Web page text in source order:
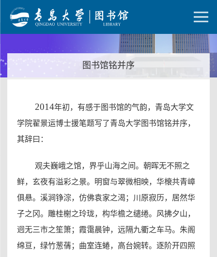
图书馆铭并序
2014年初，有感于图书馆的气韵，青岛大学文
学院翟景运博士援笔题写了青岛大学图书馆铭并序，
其辞曰：
观夫巍峨之馆，界乎山海之间。朝晖无不照之
鲜，玄夜有溢彩之景。明窗与翠微相映，华榱共青嶂
俱悬。溪涧铮淙，仿佛袁家之渴；川原寂历，居然华
子之冈。雕桂榭之玲珑，构华檐之缱绻。风拂夕山，
迥无三市之笙箫；霞霭晨钟，远隔九衢之车马。朱阁
绵亘，绿竹葱蒨；曲室连蜷，高台婉转。逐阶开四照